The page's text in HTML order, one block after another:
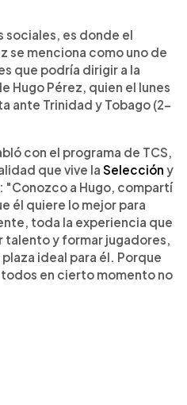
sociales, es donde el
se menciona como uno de
que podría dirigir a la
Hugo Pérez, quien el lunes
ante Trinidad y Tobago (2-
con el programa de TCS,
que vive la Selección y
"Conozco a Hugo, compartí
él quiere lo mejor para
toda la experiencia que
talento y formar jugadores,
ideal para él. Porque
en cierto momento no